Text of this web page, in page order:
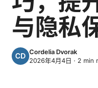
与隐私
Cordelia Dvorak
2026年4月4日 · 2 min